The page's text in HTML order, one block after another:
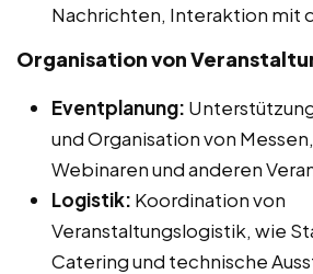
Nachrichten, Interaktion mit
Organisation von
Eventplanung:
und Organisation von
Webinaren und anderen
Logistik: Koordination von
Veranstaltungslogistik, wie
Catering und technische